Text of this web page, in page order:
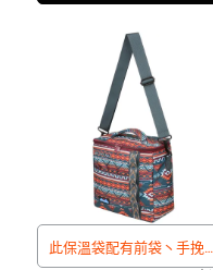
繫交期或更換商品，如無法
出貨，本公司將有權取消訂
單，造成不便尚請見諒。如
遇庫存不足無法下單，亦歡
迎洽詢客服。
此保溫袋配有前袋丶手挽帶